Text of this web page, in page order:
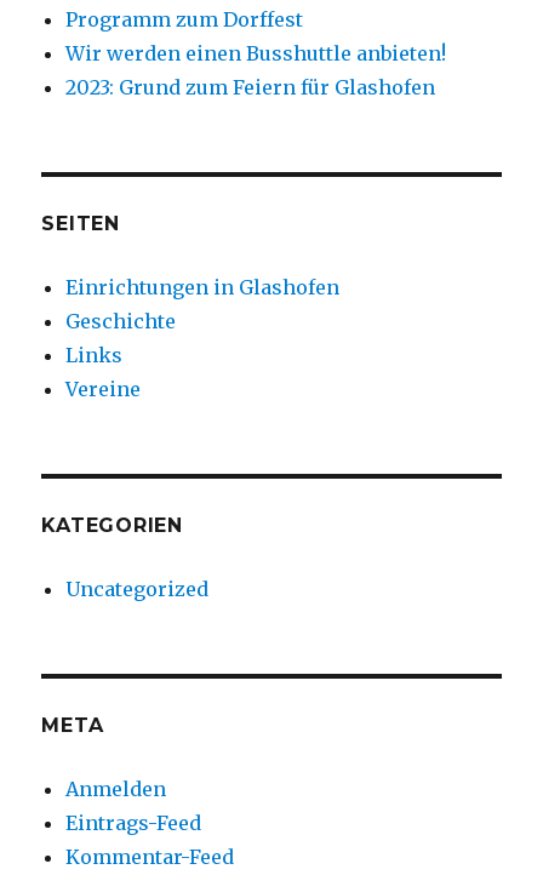
Programm zum Dorffest
Wir werden einen Busshuttle anbieten!
2023: Grund zum Feiern für Glashofen
SEITEN
Einrichtungen in Glashofen
Geschichte
Links
Vereine
KATEGORIEN
Uncategorized
META
Anmelden
Eintrags-Feed
Kommentar-Feed